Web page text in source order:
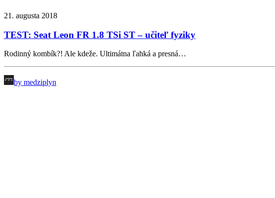
21. augusta 2018
TEST: Seat Leon FR 1.8 TSi ST – učiteľ fyziky
Rodinný kombík?! Ale kdeže. Ultimátna ľahká a presná…
by medziplyn